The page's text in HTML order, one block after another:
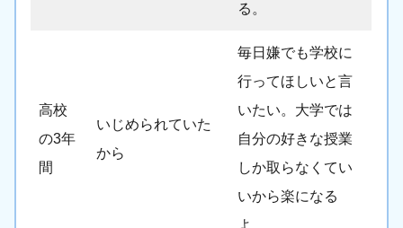
る。
高校
の3年
間
いじめられていた
から
毎日嫌でも学校に
行ってほしいと言
いたい。大学では
自分の好きな授業
しか取らなくてい
いから楽になる